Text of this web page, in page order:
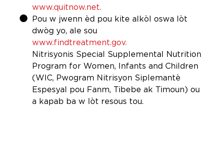
www.quitnow.net.
Pou w jwenn èd pou kite alkòl oswa lòt
dwòg yo, ale sou
www.findtreatment.gov.
Nitrisyonis Special Supplemental Nutrition
Program for Women, Infants and Children
(WIC, Pwogram Nitrisyon Siplemantè
Espesyal pou Fanm, Tibebe ak Timoun) ou
a kapab ba w lòt resous tou.